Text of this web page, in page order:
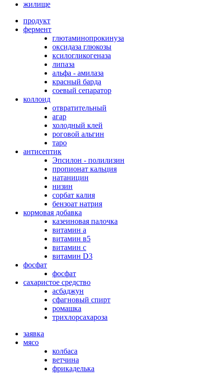
жилище
продукт
фермент
глютаминопрокинуза
оксидаза глюкозы
ксилогликогеназа
липаза
альфа - амилаза
красный барда
соевый сепаратор
коллоид
отвратительный
агар
холодный клей
роговой альгин
таро
антисептик
Эпсилон - полилизин
пропионат кальция
натаницин
низин
сорбат калия
бензоат натрия
кормовая добавка
казеиновая палочка
витамин а
витамин в5
витамин с
витамин D3
фосфат
фосфат
сахаристое средство
асбаджун
сфагновый спирт
ромашка
трихлорсахароза
заявка
мясо
колбаса
ветчина
фрикаделька